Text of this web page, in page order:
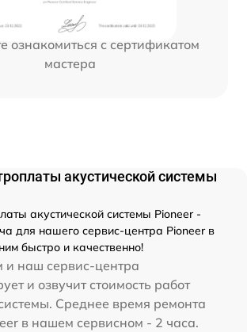
ознакомиться с сертификатом
мастера
акустической системы
акустической системы Pioneer -
для нашего сервис-центра Pioneer в
быстро и качественно!
и наш сервис-центра
и озвучит стоимость работ
Среднее время ремонта
в нашем сервисном - 2 часа.